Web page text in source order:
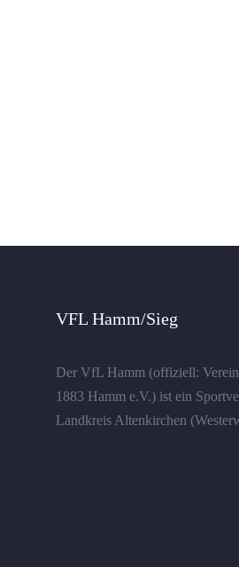
VFL Hamm/Sieg
Der VfL Hamm (offiziell:
1883 Hamm e.V.) ist ein
Landkreis Altenkirchen